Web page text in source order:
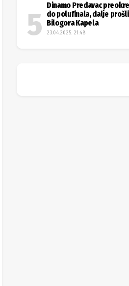
Dinamo Predavac
do polufinala, dalje prošli
Bilogora Kapela
23.04.2025. 21:48